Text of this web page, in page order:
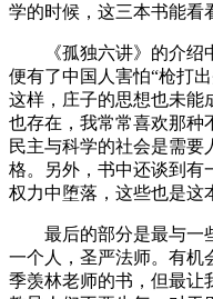
学的时候，这三本书能看
《孤独六讲》的介绍
便有了中国人害怕“枪打
这样，庄子的思想也未能
也存在，我常常喜欢那种
民主与科学的社会是需要
格。另外，书中还谈到有
权力中堕落，这些也是这
最后的部分是最与一些
一个人，圣严法师。有机
季羡林老师的书，但最让